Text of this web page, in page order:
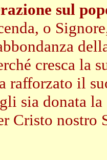
sul
o
cresca la
rafforzato il
sia donata la
Cristo nostro